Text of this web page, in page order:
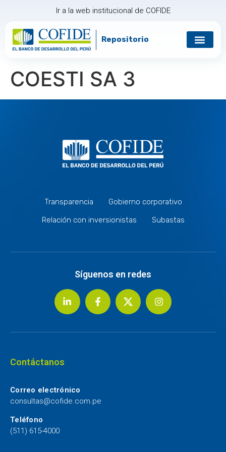
Ir a la web institucional de COFIDE
Repositorio
COESTI SA 3
Transparencia
Gobierno corporativo
Relación con inversionistas
Subastas
Síguenos en redes
Contáctanos
Correo electrónico
consultas@cofide.com.pe
Teléfono
(511) 615-4000